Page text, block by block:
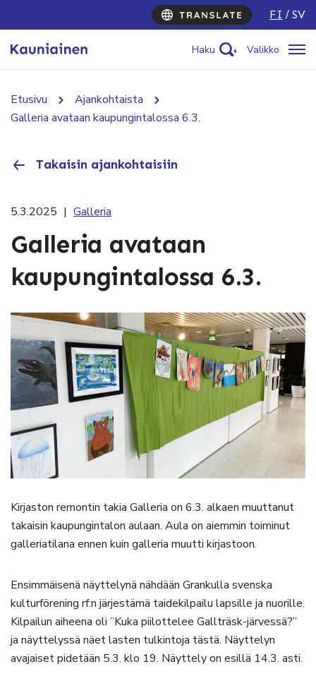
FI SV
Haku Valikko
Etusivu
Ajankohtaista
Galleria avataan kaupungintalossa 6.3.
Takaisin ajankohtaisiin
5.3.2025 | Galleria
Galleria avataan
kaupungintalossa 6.3.
Kirjaston remontin takia Galleria on 6.3. alkaen muuttanut
takaisin kaupungintalon aulaan. Aula on aiemmin toiminut
galleriatilana ennen kuin galleria muutti kirjastoon.
Ensimmäisenä näyttelynä nähdään Grankulla svenska
kulturförening rf:n järjestämä taidekilpailu lapsille ja nuorille.
Kilpailun aiheena oli ”Kuka piilottelee Gallträsk-järvessä?”
ja näyttelyssä näet lasten tulkintoja tästä. Näyttelyn
avajaiset pidetään 5.3. klo 19. Näyttely on esillä 14.3. asti.